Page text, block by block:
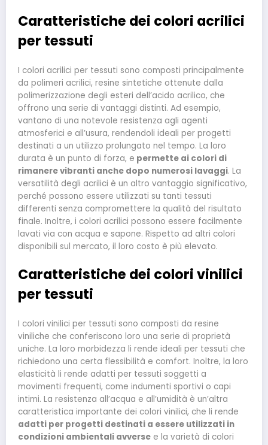
Caratteristiche dei colori acrilici
per tessuti
I colori acrilici per tessuti sono composti principalmente
da polimeri acrilici, resine sintetiche ottenute dalla
polimerizzazione degli esteri dell’acido acrilico, che
offrono una serie di vantaggi distinti. Ad esempio,
vantano di una notevole resistenza agli agenti
atmosferici e all’usura, rendendoli ideali per progetti
destinati a un utilizzo prolungato nel tempo. La loro
durata è un punto di forza, e permette ai colori di
rimanere vibranti anche dopo numerosi lavaggi. La
versatilità degli acrilici è un altro vantaggio significativo,
perché possono essere utilizzati su tanti tessuti
differenti senza compromettere la qualità del risultato
finale. Inoltre, i colori acrilici possono essere facilmente
lavati via con acqua e sapone. Rispetto ad altri colori
disponibili sul mercato, il loro costo è più elevato.
Caratteristiche dei colori vinilici
per tessuti
I colori vinilici per tessuti sono composti da resine
viniliche che conferiscono loro una serie di proprietà
uniche. La loro morbidezza li rende ideali per tessuti che
richiedono una certa flessibilità e comfort. Inoltre, la loro
elasticità li rende adatti per tessuti soggetti a
movimenti frequenti, come indumenti sportivi o capi
intimi. La resistenza all’acqua e all’umidità è un’altra
caratteristica importante dei colori vinilici, che li rende
adatti per progetti destinati a essere utilizzati in
condizioni ambientali avverse e la varietà di colori